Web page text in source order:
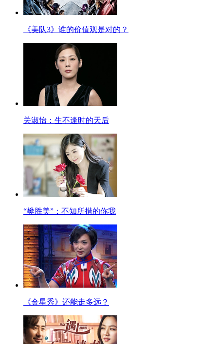
《美队3》谁的价值观是对的？
关淑怡：生不逢时的天后
“樊胜美”：不知所措的你我
《金星秀》还能走多远？